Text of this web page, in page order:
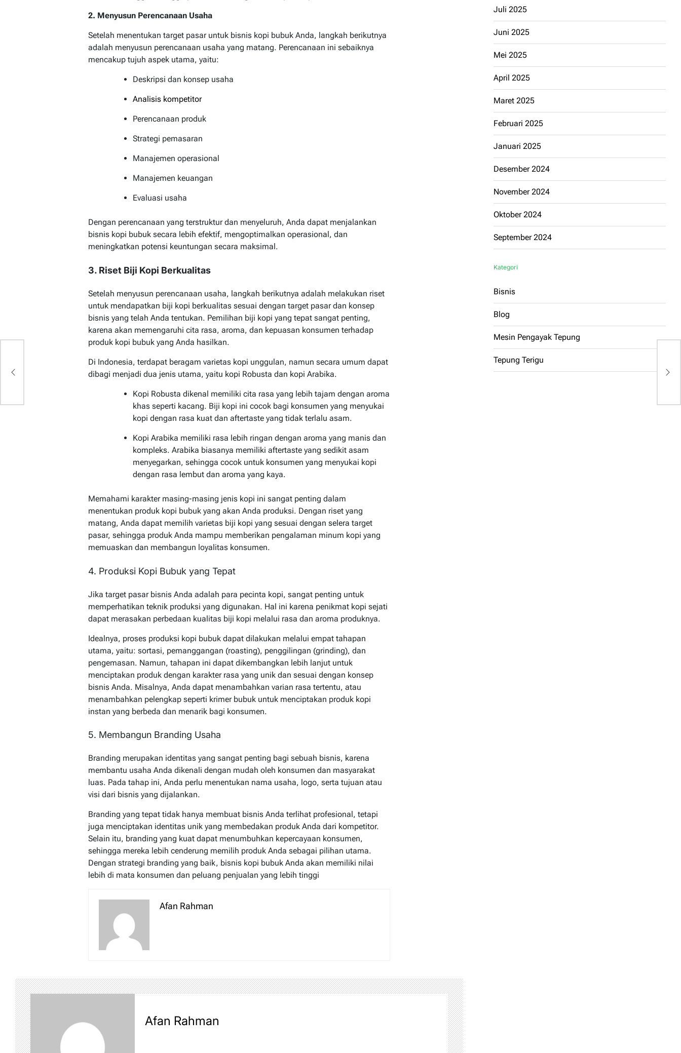
2. Menyusun Perencanaan Usaha
Setelah menentukan target pasar untuk bisnis kopi bubuk Anda, langkah berikutnya
adalah menyusun perencanaan usaha yang matang. Perencanaan ini sebaiknya
mencakup tujuh aspek utama, yaitu:
Deskripsi dan konsep usaha
Analisis kompetitor
Perencanaan produk
Strategi pemasaran
Manajemen operasional
Manajemen keuangan
Evaluasi usaha
Dengan perencanaan yang terstruktur dan menyeluruh, Anda dapat menjalankan
bisnis kopi bubuk secara lebih efektif, mengoptimalkan operasional, dan
meningkatkan potensi keuntungan secara maksimal.
3. Riset Biji Kopi Berkualitas
Setelah menyusun perencanaan usaha, langkah berikutnya adalah melakukan riset
untuk mendapatkan biji kopi berkualitas sesuai dengan target pasar dan konsep
bisnis yang telah Anda tentukan. Pemilihan biji kopi yang tepat sangat penting,
karena akan memengaruhi cita rasa, aroma, dan kepuasan konsumen terhadap
produk kopi bubuk yang Anda hasilkan.
Di Indonesia, terdapat beragam varietas kopi unggulan, namun secara umum dapat
dibagi menjadi dua jenis utama, yaitu kopi Robusta dan kopi Arabika.
Kopi Robusta dikenal memiliki cita rasa yang lebih tajam dengan aroma
khas seperti kacang. Biji kopi ini cocok bagi konsumen yang menyukai
kopi dengan rasa kuat dan aftertaste yang tidak terlalu asam.
Kopi Arabika memiliki rasa lebih ringan dengan aroma yang manis dan
kompleks. Arabika biasanya memiliki aftertaste yang sedikit asam
menyegarkan, sehingga cocok untuk konsumen yang menyukai kopi
dengan rasa lembut dan aroma yang kaya.
Memahami karakter masing-masing jenis kopi ini sangat penting dalam
menentukan produk kopi bubuk yang akan Anda produksi. Dengan riset yang
matang, Anda dapat memilih varietas biji kopi yang sesuai dengan selera target
pasar, sehingga produk Anda mampu memberikan pengalaman minum kopi yang
memuaskan dan membangun loyalitas konsumen.
4. Produksi Kopi Bubuk yang Tepat
Jika target pasar bisnis Anda adalah para pecinta kopi, sangat penting untuk
memperhatikan teknik produksi yang digunakan. Hal ini karena penikmat kopi sejati
dapat merasakan perbedaan kualitas biji kopi melalui rasa dan aroma produknya.
Idealnya, proses produksi kopi bubuk dapat dilakukan melalui empat tahapan
utama, yaitu: sortasi, pemanggangan (roasting), penggilingan (grinding), dan
pengemasan. Namun, tahapan ini dapat dikembangkan lebih lanjut untuk
menciptakan produk dengan karakter rasa yang unik dan sesuai dengan konsep
bisnis Anda. Misalnya, Anda dapat menambahkan varian rasa tertentu, atau
menambahkan pelengkap seperti krimer bubuk untuk menciptakan produk kopi
instan yang berbeda dan menarik bagi konsumen.
5. Membangun Branding Usaha
Branding merupakan identitas yang sangat penting bagi sebuah bisnis, karena
membantu usaha Anda dikenali dengan mudah oleh konsumen dan masyarakat
luas. Pada tahap ini, Anda perlu menentukan nama usaha, logo, serta tujuan atau
visi dari bisnis yang dijalankan.
Branding yang tepat tidak hanya membuat bisnis Anda terlihat profesional, tetapi
juga menciptakan identitas unik yang membedakan produk Anda dari kompetitor.
Selain itu, branding yang kuat dapat menumbuhkan kepercayaan konsumen,
sehingga mereka lebih cenderung memilih produk Anda sebagai pilihan utama.
Dengan strategi branding yang baik, bisnis kopi bubuk Anda akan memiliki nilai
lebih di mata konsumen dan peluang penjualan yang lebih tinggi
Afan Rahman
Afan Rahman
Juli 2025
Juni 2025
Mei 2025
April 2025
Maret 2025
Februari 2025
Januari 2025
Desember 2024
November 2024
Oktober 2024
September 2024
Kategori
Bisnis
Blog
Mesin Pengayak Tepung
Tepung Terigu